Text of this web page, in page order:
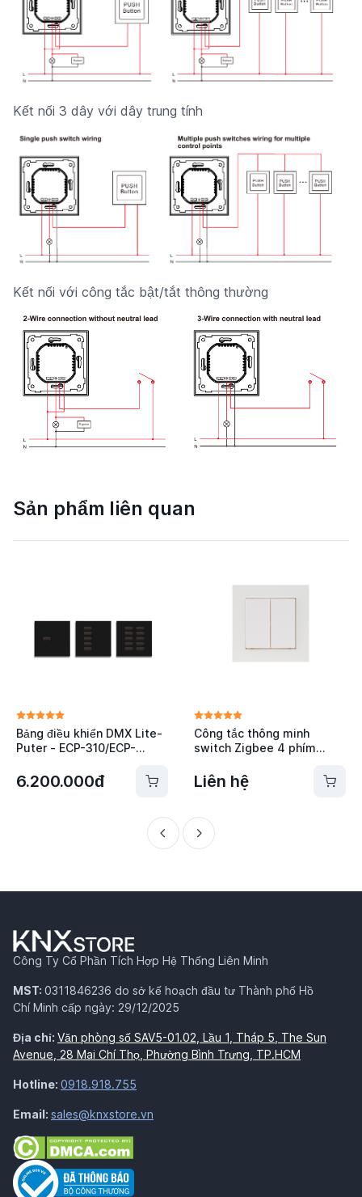
Kết nối 3 dây với dây trung tính
Kết nối với công tắc bật/tắt thông thường
Sản phẩm liên quan
Bảng điều khiển DMX Lite-
Puter - ECP-310/ECP-
6.200.000đ
Công tắc thông minh
switch Zigbee 4 phím
ZG2835KAC-NK4-SW
Liên hệ
Công Ty Cổ Phần Tích Hợp Hệ Thống Liên Minh
MST: 0311846236 do sở kế hoạch đầu tư Thành phố Hồ
Chí Minh cấp ngày: 29/12/2025
Địa chỉ: Văn phòng số SAV5-01.02, Lầu 1, Tháp 5, The Sun
Avenue, 28 Mai Chí Thọ, Phường Bình Trưng, TP.HCM
Hotline: 0918.918.755
Email: sales@knxstore.vn